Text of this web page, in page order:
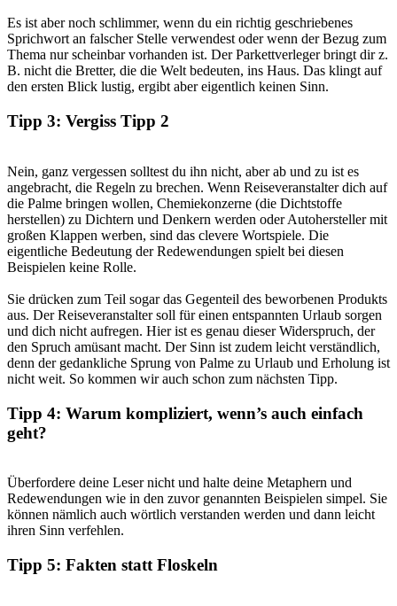
Es ist aber noch schlimmer, wenn du ein richtig geschriebenes
Sprichwort an falscher Stelle verwendest oder wenn der Bezug zum
Thema nur scheinbar vorhanden ist. Der Parkettverleger bringt dir z.
B. nicht die Bretter, die die Welt bedeuten, ins Haus. Das klingt auf
den ersten Blick lustig, ergibt aber eigentlich keinen Sinn.
Tipp 3: Vergiss Tipp 2
Nein, ganz vergessen solltest du ihn nicht, aber ab und zu ist es
angebracht, die Regeln zu brechen. Wenn Reiseveranstalter dich auf
die Palme bringen wollen, Chemiekonzerne (die Dichtstoffe
herstellen) zu Dichtern und Denkern werden oder Autohersteller mit
großen Klappen werben, sind das clevere Wortspiele. Die
eigentliche Bedeutung der Redewendungen spielt bei diesen
Beispielen keine Rolle.
Sie drücken zum Teil sogar das Gegenteil des beworbenen Produkts
aus. Der Reiseveranstalter soll für einen entspannten Urlaub sorgen
und dich nicht aufregen. Hier ist es genau dieser Widerspruch, der
den Spruch amüsant macht. Der Sinn ist zudem leicht verständlich,
denn der gedankliche Sprung von Palme zu Urlaub und Erholung ist
nicht weit. So kommen wir auch schon zum nächsten Tipp.
Tipp 4: Warum kompliziert, wenn’s auch einfach
geht?
Überfordere deine Leser nicht und halte deine Metaphern und
Redewendungen wie in den zuvor genannten Beispielen simpel. Sie
können nämlich auch wörtlich verstanden werden und dann leicht
ihren Sinn verfehlen.
Tipp 5: Fakten statt Floskeln